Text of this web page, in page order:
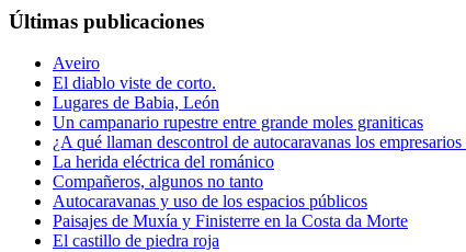
Últimas publicaciones
Aveiro
El diablo viste de corto.
Lugares de Babia, León
Un campanario rupestre entre grande moles graniticas
¿A qué llaman descontrol de autocaravanas los
La herida eléctrica del románico
Compañeros, algunos no tanto
Autocaravanas y uso de los espacios públicos
Paisajes de Muxía y Finisterre en la Costa da Morte
El castillo de piedra roja